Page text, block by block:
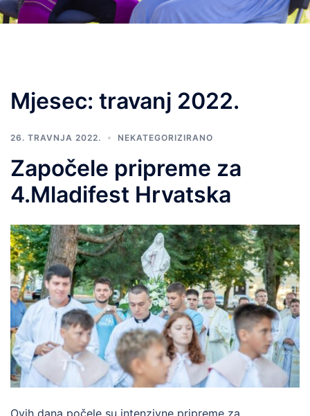
Mjesec: travanj 2022.
26. TRAVNJA 2022. NEKATEGORIZIRANO
Započele pripreme za
4.Mladifest Hrvatska
Ovih dana počele su intenzivne pripreme za